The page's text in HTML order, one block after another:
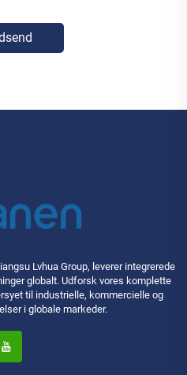
Lvhua Group, leverer integrerede
globalt. Udforsk vores komplette
til industrielle, kommercielle og
i globale markeder.